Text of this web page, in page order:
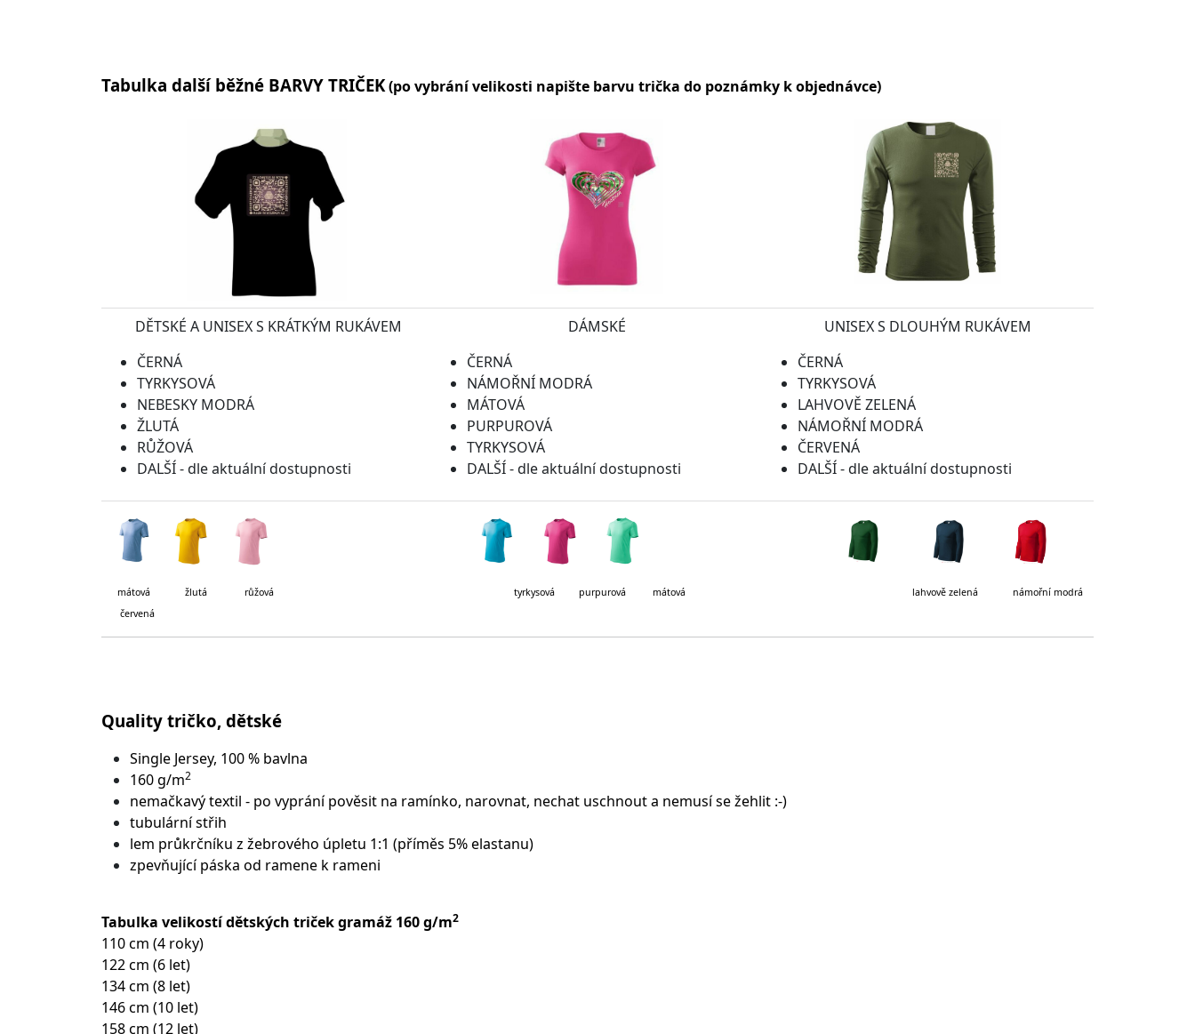
Tabulka další běžné BARVY TRIČEK(po vybrání velikosti napište barvu trička do poznámky k objednávce)
DĚTSKÉ A UNISEX S KRÁTKÝM RUKÁVEM
ČERNÁ
TYRKYSOVÁ
NEBESKY MODRÁ
ŽLUTÁ
RŮŽOVÁ
DALŠÍ - dle aktuální dostupnosti
DÁMSKÉ
ČERNÁ
NÁMOŘNÍ MODRÁ
MÁTOVÁ
PURPUROVÁ
TYRKYSOVÁ
DALŠÍ - dle aktuální dostupnosti
UNISEX S DLOUHÝM RUKÁVEM
ČERNÁ
TYRKYSOVÁ
LAHVOVĚ ZELENÁ
NÁMOŘNÍ MODRÁ
ČERVENÁ
DALŠÍ - dle aktuální dostupnosti
mátová
žlutá růžová tyrkysová purpurová mátová lahvově zelená námořní modrá
červená
Quality tričko, dětské
Single Jersey, 100 % bavlna
160 g/m2
nemačkavý textil - po vyprání pověsit na ramínko, narovnat, nechat uschnout a nemusí se žehlit :-)
tubulární střih
lem průkrčníku z žebrového úpletu 1:1 (příměs 5% elastanu)
zpevňující páska od ramene k rameni
Tabulka velikostí dětských triček gramáž 160 g/m2
110 cm (4 roky)
122 cm (6 let)
134 cm (8 let)
146 cm (10 let)
158 cm (12 let)